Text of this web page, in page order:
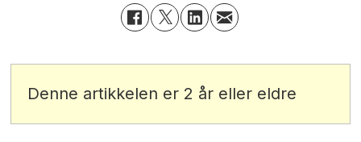
Denne artikkelen er 2 år eller eldre